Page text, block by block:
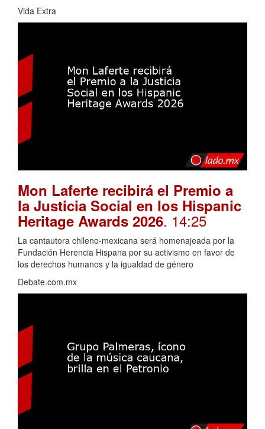
Vida Extra
Mon Laferte recibirá el Premio a
la Justicia Social en los Hispanic
Heritage Awards 2026. 14:25
La cantautora chileno-mexicana será homenajeada por la
Fundación Herencia Hispana por su activismo en favor de
los derechos humanos y la igualdad de género
Debate.com.mx